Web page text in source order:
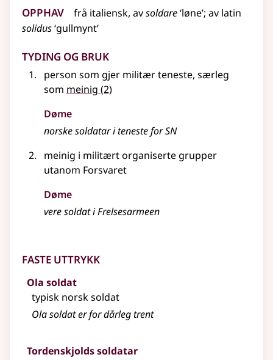
Opphav frå italiensk, avsoldare‘løne’; av latin
solidus‘gullmynt’
Tyding og bruk
person som gjer militær teneste, særleg
som meinig (2)
Døme
norske soldatar i teneste for SN
meinig i militært organiserte grupper
utanom Forsvaret
Døme
vere soldat i Frelsesarmeen
Faste uttrykk
Ola soldat
typisk norsk soldat
Ola soldat er for dårleg trent
Tordenskjolds soldatar